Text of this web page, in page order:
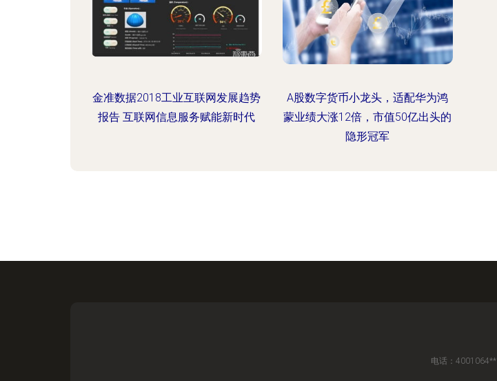
金准数据2018工业互联网发展趋势
报告 互联网信息服务赋能新时代
A股数字货币小龙头，适配华为鸿
蒙业绩大涨12倍，市值50亿出头的
隐形冠军
电话：4001064**